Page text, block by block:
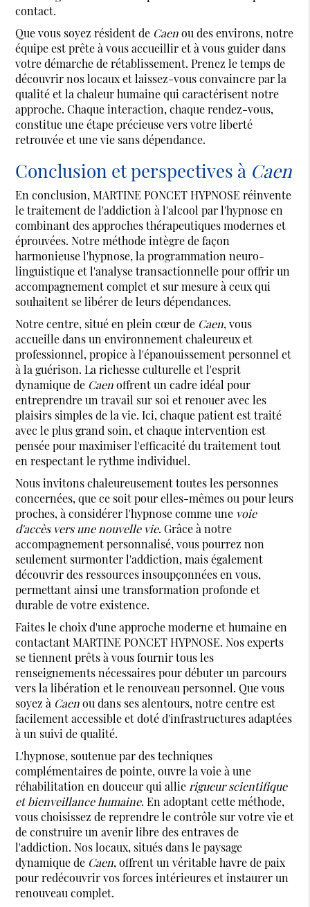
contact.
Que vous soyez résident de Caenou des environs, notre
équipe est prête à vous accueillir et à vous guider dans
votre démarche de rétablissement. Prenez le temps de
découvrir nos locaux et laissez-vous convaincre par la
qualité et la chaleur humaine qui caractérisent notre
approche. Chaque interaction, chaque rendez-vous,
constitue une étape précieuse vers votre liberté
retrouvée et une vie sans dépendance.
Conclusion et perspectives à Caen
En conclusion, MARTINE PONCET HYPNOSE réinvente
le traitement de l'addiction à l'alcool par l'hypnose en
combinant des approches thérapeutiques modernes et
éprouvées. Notre méthode intègre de façon
harmonieuse l'hypnose, la programmation neuro-
linguistique et l'analyse transactionnelle pour offrir un
accompagnement complet et sur mesure à ceux qui
souhaitent se libérer de leurs dépendances.
Notre centre, situé en plein cœur de Caen, vous
accueille dans un environnement chaleureux et
professionnel, propice à l'épanouissement personnel et
à la guérison. La richesse culturelle et l'esprit
dynamique de Caenoffrent un cadre idéal pour
entreprendre un travail sur soi et renouer avec les
plaisirs simples de la vie. Ici, chaque patient est traité
avec le plus grand soin, et chaque intervention est
pensée pour maximiser l'efficacité du traitement tout
en respectant le rythme individuel.
Nous invitons chaleureusement toutes les personnes
concernées, que ce soit pour elles-mêmes ou pour leurs
proches, à considérer l'hypnose comme une voie
d'accès vers une nouvelle vie. Grâce à notre
accompagnement personnalisé, vous pourrez non
seulement surmonter l'addiction, mais également
découvrir des ressources insoupçonnées en vous,
permettant ainsi une transformation profonde et
durable de votre existence.
Faites le choix d'une approche moderne et humaine en
contactant MARTINE PONCET HYPNOSE. Nos experts
se tiennent prêts à vous fournir tous les
renseignements nécessaires pour débuter un parcours
vers la libération et le renouveau personnel. Que vous
soyez à Caenou dans ses alentours, notre centre est
facilement accessible et doté d'infrastructures adaptées
à un suivi de qualité.
L'hypnose, soutenue par des techniques
complémentaires de pointe, ouvre la voie à une
réhabilitation en douceur qui allie rigueur scientifique
et bienveillance humaine. En adoptant cette méthode,
vous choisissez de reprendre le contrôle sur votre vie et
de construire un avenir libre des entraves de
l'addiction. Nos locaux, situés dans le paysage
dynamique de Caen, offrent un véritable havre de paix
pour redécouvrir vos forces intérieures et instaurer un
renouveau complet.